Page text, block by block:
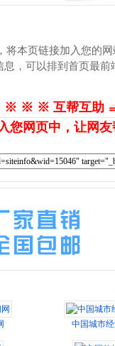
将本页链接加入您的
息，可以排到首页最
※ ※ 互帮互助
您网页中，让网
中国城市